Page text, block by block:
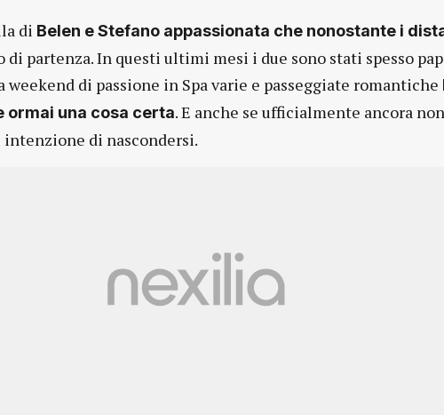
di Belen e Stefano appassionata che nonostante i
di partenza. In questi ultimi mesi i due sono stati spesso
di passione in Spa varie e passeggiate romantiche
ormai una cosa certa. E anche se ufficialmente ancora
intenzione di nascondersi.